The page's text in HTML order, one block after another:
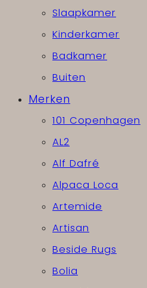
Slaapkamer
Kinderkamer
Badkamer
Buiten
Merken
101 Copenhagen
AL2
Alf Dafré
Alpaca Loca
Artemide
Artisan
Beside Rugs
Bolia